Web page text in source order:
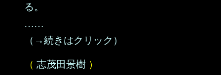
る。
……
（→続きはクリック）
（ 志茂田景樹 ）